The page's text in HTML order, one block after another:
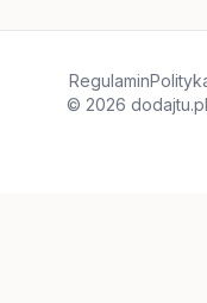
Regulamin
© 2026